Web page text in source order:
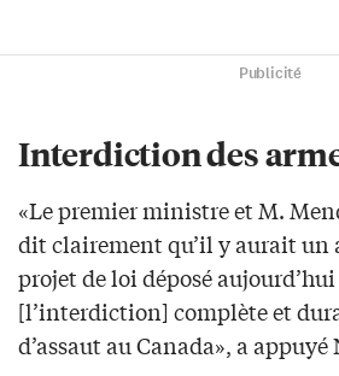
Publicité
Interdiction des
«Le premier ministre et M.
dit clairement qu’il y aurait un
projet de loi déposé
[l’interdiction] complète et
d’assaut au Canada», a